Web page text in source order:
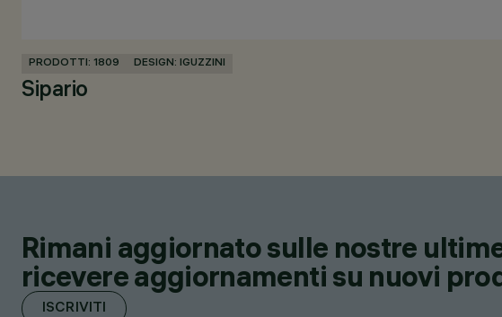
PRODOTTI: 1809 DESIGN: IGUZZINI
Sipario
Rimani aggiornato sulle nostre
ricevere aggiornamenti su nuovi
ISCRIVITI